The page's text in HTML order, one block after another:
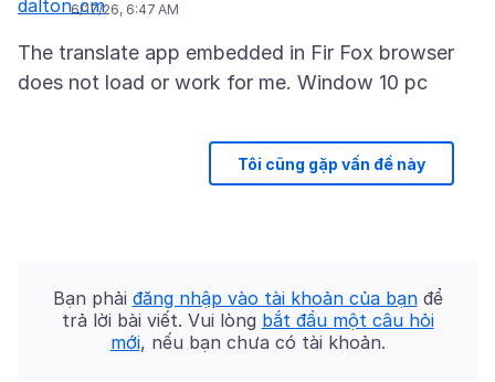
6/17/26, 6:47 AM
The translate app embedded in Fir Fox browser
Tôi cũng gặp vấn đề này
Bạn phải đăng nhập vào tài khoản của bạnđể
trả lời bài viết. Vui lòng bắt đầu một câu hỏi
mới, nếu bạn chưa có tài khoản.